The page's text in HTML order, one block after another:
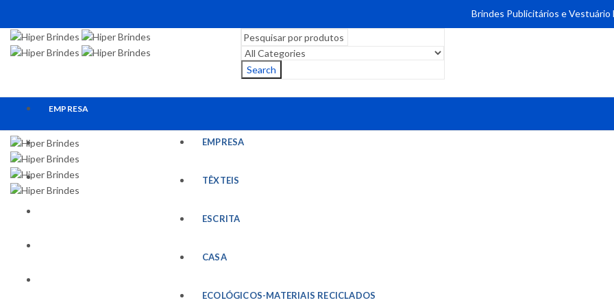
Brindes Publicitários e Vestuário
Search
EMPRESA
TÊXTEIS
ESCRITA
EMPRESA
TÊXTEIS
ESCRITA
CASA
ECOLÓGICOS-MATERIAIS RECICLADOS